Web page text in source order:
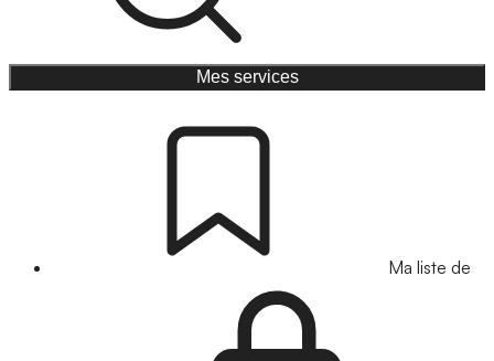
Mes services
Ma liste de